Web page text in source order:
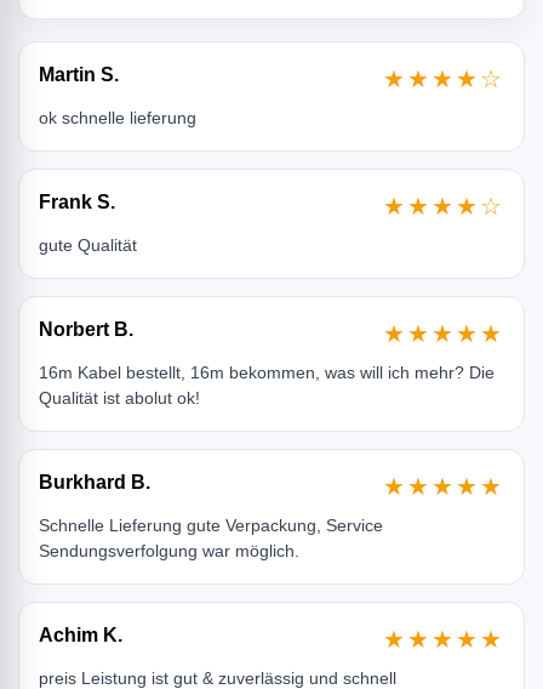
Martin S. ★★★★☆
ok schnelle lieferung
Frank S. ★★★★☆
gute Qualität
Norbert B. ★★★★★
16m Kabel bestellt, 16m bekommen, was will ich mehr? Die
Qualität ist abolut ok!
Burkhard B. ★★★★★
Schnelle Lieferung gute Verpackung, Service
Sendungsverfolgung war möglich.
Achim K. ★★★★★
preis Leistung ist gut & zuverlässig und schnell